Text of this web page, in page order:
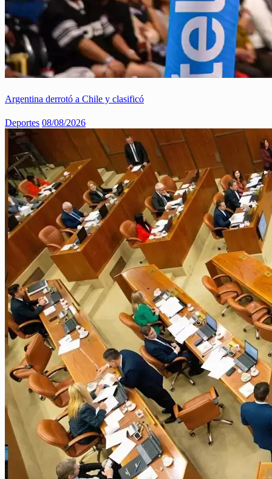
Argentina derrotó a Chile y clasificó
Deportes 08/08/2026